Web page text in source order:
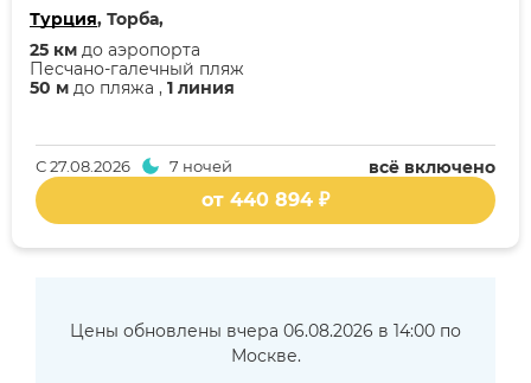
Турция, Торба,
50 м до пляжа , 1 линия
Песчано-галечный пляж
25 км до аэропорта
всё включено
С27.08.2026 7 ночей
от 440 894 ₽
Цены обновлены вчера 06.08.2026 в 14:00 по
Москве.